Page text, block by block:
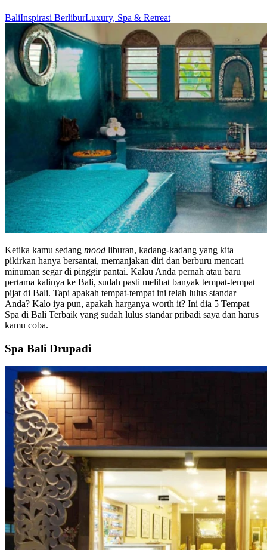
BaliInspirasi BerliburLuxury, Spa & Retreat
Ketika kamu sedang mood liburan, kadang-kadang yang kita
pikirkan hanya bersantai, memanjakan diri dan berburu mencari
minuman segar di pinggir pantai. Kalau Anda pernah atau baru
pertama kalinya ke Bali, sudah pasti melihat banyak tempat-tempat
pijat di Bali. Tapi apakah tempat-tempat ini telah lulus standar
Anda? Kalo iya pun, apakah harganya worth it? Ini dia 5 Tempat
Spa di Bali Terbaik yang sudah lulus standar pribadi saya dan harus
kamu coba.
Spa Bali Drupadi